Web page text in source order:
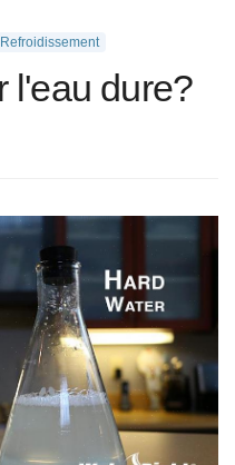
l'eau dure?